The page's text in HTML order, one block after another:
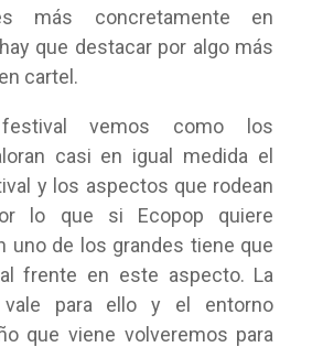
más concretamente en
que destacar por algo más
cartel.
vemos como los
casi en igual medida el
y los aspectos que rodean
lo que si Ecopop quiere
uno de los grandes tiene que
frente en este aspecto. La
vale para ello y el entorno
que viene volveremos para